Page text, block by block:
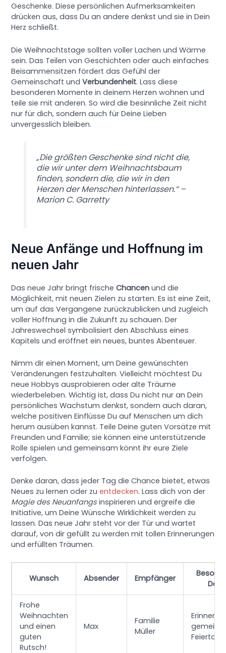
Geschenke. Diese persönlichen Aufmerksamkeiten
drücken aus, dass Du an andere denkst und sie in Dein
Herz schließt.
Die Weihnachtstage sollten voller Lachen und Wärme
sein. Das Teilen von Geschichten oder auch einfaches
Beisammensitzen fördert das Gefühl der
Gemeinschaft undVerbundenheit. Lass diese
besonderen Momente in deinem Herzen wohnen und
teile sie mit anderen. So wird die besinnliche Zeit nicht
nur für dich, sondern auch für Deine Lieben
unvergesslich bleiben.
„Die größten Geschenke sind nicht die,
die wir unter dem Weihnachtsbaum
finden, sondern die, die wir in den
Herzen der Menschen hinterlassen.“ –
Marion C. Garretty
Neue Anfänge und Hoffnung im
neuen Jahr
Das neue Jahr bringt frischeChancen und die
Möglichkeit, mit neuen Zielen zu starten. Es ist eine Zeit,
um auf das Vergangene zurückzublicken und zugleich
voller Hoffnung in die Zukunft zu schauen. Der
Jahreswechsel symbolisiert den Abschluss eines
Kapitels und eröffnet ein neues, buntes Abenteuer.
Nimm dir einen Moment, um Deine gewünschten
Veränderungen festzuhalten. Vielleicht möchtest Du
neue Hobbys ausprobieren oder alte Träume
wiederbeleben. Wichtig ist, dass Du nicht nur an Dein
persönliches Wachstum denkst, sondern auch daran,
welche positiven Einflüsse Du auf Menschen um dich
herum ausüben kannst. Teile Deine guten Vorsätze mit
Freunden und Familie; sie können eine unterstützende
Rolle spielen und gemeinsam könnt ihr eure Ziele
verfolgen.
Denke daran, dass jeder Tag die Chance bietet, etwas
Neues zu lernen oder zuentdecken. Lass dich von der
Magie des Neuanfangsinspirieren und ergreife die
Initiative, um Deine Wünsche Wirklichkeit werden zu
lassen. Das neue Jahr steht vor der Tür und wartet
darauf, von dir gefüllt zu werden mit tollen Erinnerungen
und erfüllten Träumen.
Wunsch Absender Empfänger
Frohe
Weihnachten
und einen
guten
Rutsch!
Max
Familie
Müller
Feiertage